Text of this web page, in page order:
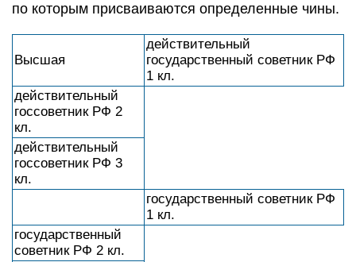
по которым присваиваются определенные чины.
Высшая
действительный
государственный советник РФ
1 кл.
действительный
госсоветник РФ 2
кл.
действительный
госсоветник РФ 3
кл.
государственный советник РФ
1 кл.
государственный
советник РФ 2 кл.